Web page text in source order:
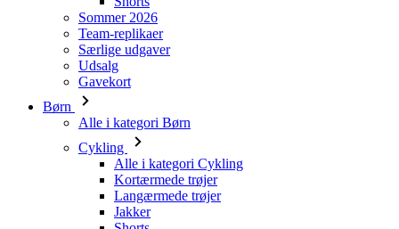
Gavekort
Børn
Alle i kategori Børn
Cykling
Alle i kategori Cykling
Langærmede trøjer
Jakker
Shorts
Lange bukser
Varmere
Handsker
Sommer 2026